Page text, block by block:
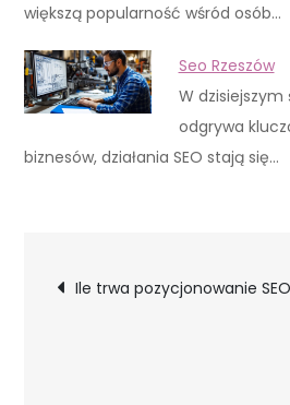
większą popularność wśród osób…
Seo Rzeszów
W
odgrywa
biznesów, działania SEO stają się…
Ile trwa pozycjonowanie